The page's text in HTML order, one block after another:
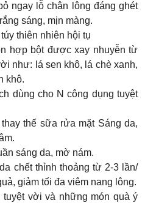
ngay lỗ chân lông đáng ghét
sáng, mịn màng.
thiên nhiên hội tụ
hợp bột được xay nhuyễn từ
như: lá sen khô, lá chè xanh,
khô.
dùng cho N công dụng tuyệt
thế sữa rửa mặt Sáng da,
sáng da, mờ nám.
chết thỉnh thoảng từ 2-3 lần/
giảm tối đa viêm nang lông.
tuyệt vời và những món quà ý